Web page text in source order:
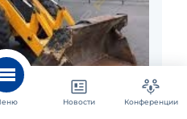
погрузчика JCB
Новости Конференции